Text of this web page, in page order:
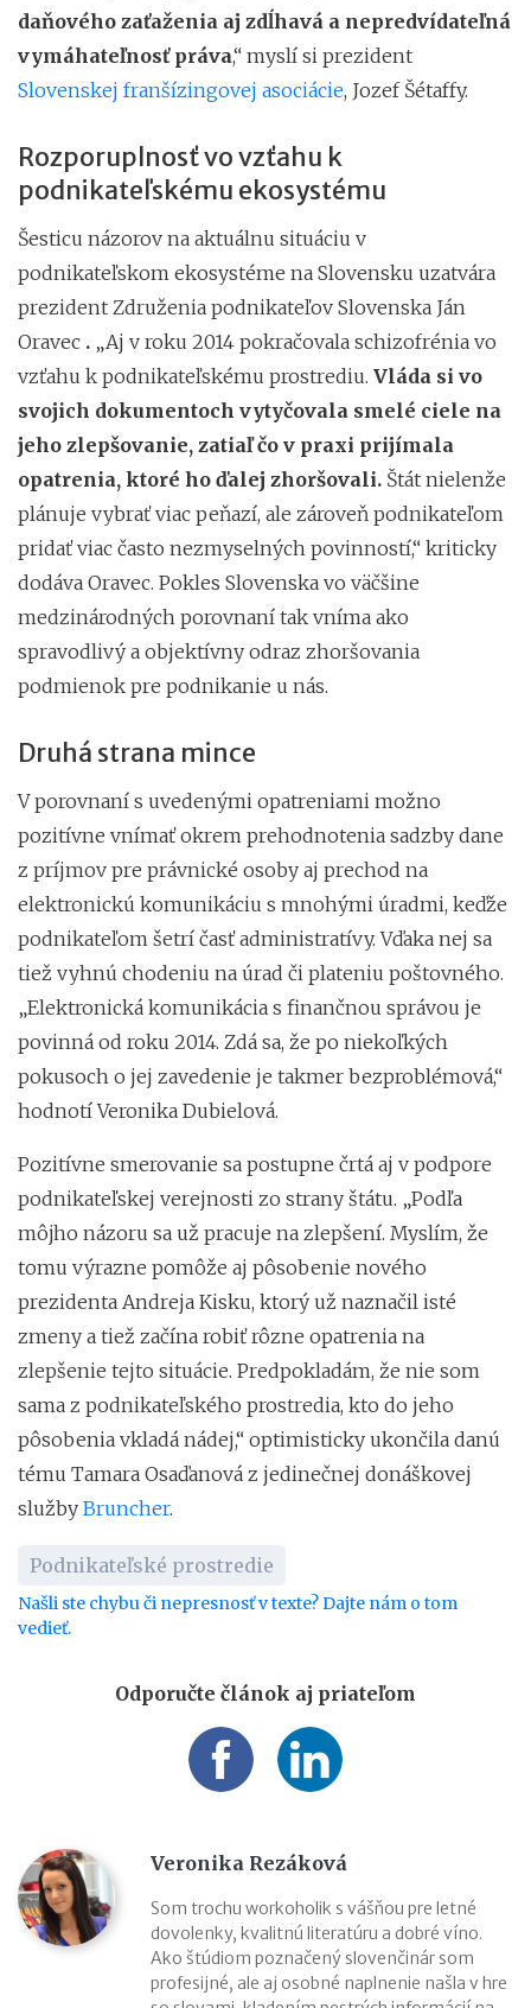
daňového zaťaženia aj zdĺhavá a nepredvídateľná
vymáhateľnosť práva,“ myslí si prezident
Slovenskej franšízingovej asociácie, Jozef Šétaffy.
Rozporuplnosť vo vzťahu k
podnikateľskému ekosystému
Šesticu názorov na aktuálnu situáciu v
podnikateľskom ekosystéme na Slovensku uzatvára
prezident Združenia podnikateľov Slovenska Ján
Oravec . „Aj v roku 2014 pokračovala schizofrénia vo
vzťahu k podnikateľskému prostrediu. Vláda si vo
svojich dokumentoch vytyčovala smelé ciele na
jeho zlepšovanie, zatiaľ čo v praxi prijímala
opatrenia, ktoré ho ďalej zhoršovali. Štát nielenže
plánuje vybrať viac peňazí, ale zároveň podnikateľom
pridať viac často nezmyselných povinností,“ kriticky
dodáva Oravec. Pokles Slovenska vo väčšine
medzinárodných porovnaní tak vníma ako
spravodlivý a objektívny odraz zhoršovania
podmienok pre podnikanie u nás.
Druhá strana mince
V porovnaní s uvedenými opatreniami možno
pozitívne vnímať okrem prehodnotenia sadzby dane
z príjmov pre právnické osoby aj prechod na
elektronickú komunikáciu s mnohými úradmi, keďže
podnikateľom šetrí časť administratívy. Vďaka nej sa
tiež vyhnú chodeniu na úrad či plateniu poštovného.
„Elektronická komunikácia s finančnou správou je
povinná od roku 2014. Zdá sa, že po niekoľkých
pokusoch o jej zavedenie je takmer bezproblémová,“
hodnotí Veronika Dubielová.
Pozitívne smerovanie sa postupne črtá aj v podpore
podnikateľskej verejnosti zo strany štátu. „Podľa
môjho názoru sa už pracuje na zlepšení. Myslím, že
tomu výrazne pomôže aj pôsobenie nového
prezidenta Andreja Kisku, ktorý už naznačil isté
zmeny a tiež začína robiť rôzne opatrenia na
zlepšenie tejto situácie. Predpokladám, že nie som
sama z podnikateľského prostredia, kto do jeho
pôsobenia vkladá nádej,“ optimisticky ukončila danú
tému Tamara Osaďanová z jedinečnej donáškovej
služby Bruncher.
Podnikateľské prostredie
Našli ste chybu či nepresnosť v texte? Dajte nám o tom
vedieť.
Odporučte článok aj priateľom
Veronika Rezáková
Som trochu workoholik s vášňou pre letné
dovolenky, kvalitnú literatúru a dobré víno.
Ako štúdiom poznačený slovenčinár som
profesijné, ale aj osobné naplnenie našla v hre